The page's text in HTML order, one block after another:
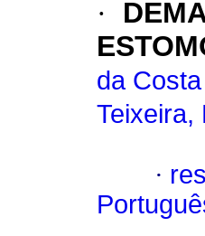
·
da
Teixeira,
·